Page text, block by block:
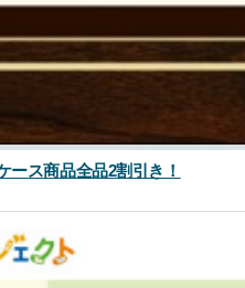
ス商品全品2割引き！